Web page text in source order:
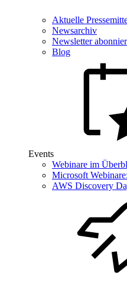
Aktuelle
Newsarchiv
Newsletter
Blog
Events
Webinare im
Microsoft
AWS Discovery